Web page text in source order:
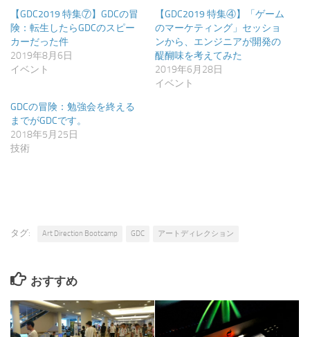
す) ィ
ン
ド
ウ
開
き
【GDC2019 特集⑦】GDCの冒
険：転生したらGDCのスピー
カーだった件
2019年8月6日
イベント
【GDC2019 特集④】「ゲーム
のマーケティング」セッショ
ンから、エンジニアが開発の
醍醐味を考えてみた
2019年6月28日
イベント
GDCの冒険：勉強会を終える
までがGDCです。
2018年5月25日
技術
タグ: Art Direction Bootcamp GDC アートディレクション
おすすめ